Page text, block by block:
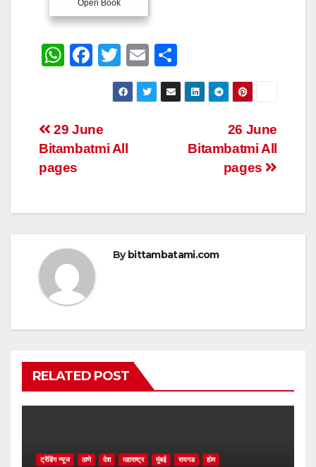
Open Book
W
s
A
p
F
e
b
k
T
wi
tt
E
m
ail
h
ar
Post
navigation
26 June
Bitambatmi All
pages
29 June
Bitambatmi All
pages
By bittambatami.com
RELATED POST
ट्रेंडिंग न्यूज ठाणे देश महाराष्ट्र मुंबई रायगड होम